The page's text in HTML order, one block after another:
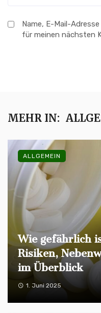
Name, E-Mail-
für meinen nächsten
MEHR IN:
Wie gefährlich
Risiken,
im Überblick
1. Juni 2025
ALLGEMEIN